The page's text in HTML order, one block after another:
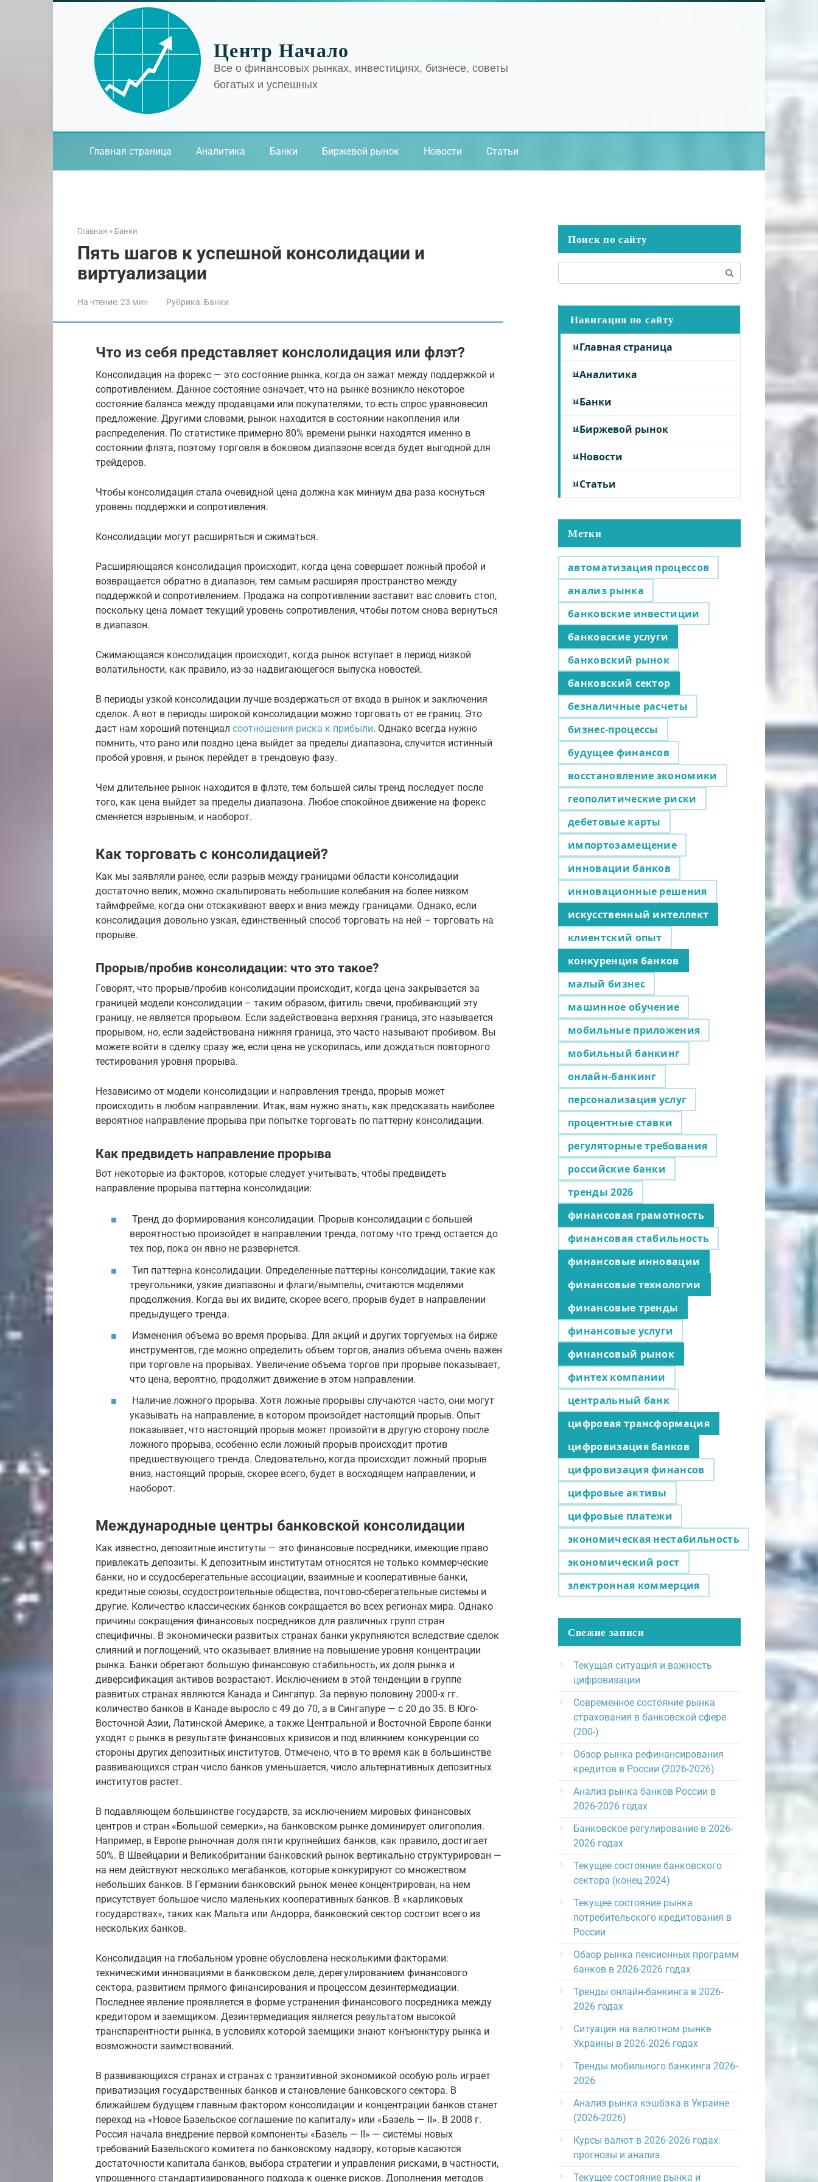
Центр Начало
Все о финансовых рынках, инвестициях, бизнесе, советы
богатых и успешных
Главная страница Аналитика Банки Биржевой рынок Новости Статьи
Главная » Банки
Пять шагов к успешной консолидации и
виртуализации
На чтение:23 мин Рубрика: Банки
Что из себя представляет конслолидация или флэт?
Консолидация на форекс — это состояние рынка, когда он зажат между поддержкой и
сопротивлением. Данное состояние означает, что на рынке возникло некоторое
состояние баланса между продавцами или покупателями, то есть спрос уравновесил
предложение. Другими словами, рынок находится в состоянии накопления или
распределения. По статистике примерно 80% времени рынки находятся именно в
состоянии флэта, поэтому торговля в боковом диапазоне всегда будет выгодной для
трейдеров.
Чтобы консолидация стала очевидной цена должна как миниум два раза коснуться
уровень поддержки и сопротивления.
Консолидации могут расширяться и сжиматься.
Расширяющаяся консолидация происходит, когда цена совершает ложный пробой и
возвращается обратно в диапазон, тем самым расширяя пространство между
поддержкой и сопротивлением. Продажа на сопротивлении заставит вас словить стоп,
поскольку цена ломает текущий уровень сопротивления, чтобы потом снова вернуться
в диапазон.
Сжимающаяся консолидация происходит, когда рынок вступает в период низкой
волатильности, как правило, из-за надвигающегося выпуска новостей.
В периоды узкой консолидации лучше воздержаться от входа в рынок и заключения
сделок. А вот в периоды широкой консолидации можно торговать от ее границ. Это
даст нам хороший потенциал соотношения риска к прибыли. Однако всегда нужно
помнить, что рано или поздно цена выйдет за пределы диапазона, случится истинный
пробой уровня, и рынок перейдет в трендовую фазу.
Чем длительнее рынок находится в флэте, тем большей силы тренд последует после
того, как цена выйдет за пределы диапазона. Любое спокойное движение на форекс
сменяется взрывным, и наоборот.
Как торговать с консолидацией?
Как мы заявляли ранее, если разрыв между границами области консолидации
достаточно велик, можно скальпировать небольшие колебания на более низком
таймфрейме, когда они отскакивают вверх и вниз между границами. Однако, если
консолидация довольно узкая, единственный способ торговать на ней – торговать на
прорыве.
Прорыв/пробив консолидации: что это такое?
Говорят, что прорыв/пробив консолидации происходит, когда цена закрывается за
границей модели консолидации – таким образом, фитиль свечи, пробивающий эту
границу, не является прорывом. Если задействована верхняя граница, это называется
прорывом, но, если задействована нижняя граница, это часто называют пробивом. Вы
можете войти в сделку сразу же, если цена не ускорилась, или дождаться повторного
тестирования уровня прорыва.
Независимо от модели консолидации и направления тренда, прорыв может
происходить в любом направлении. Итак, вам нужно знать, как предсказать наиболее
вероятное направление прорыва при попытке торговать по паттерну консолидации.
Как предвидеть направление прорыва
Вот некоторые из факторов, которые следует учитывать, чтобы предвидеть
направление прорыва паттерна консолидации:
Тренд до формирования консолидации. Прорыв консолидации с большей
вероятностью произойдет в направлении тренда, потому что тренд остается до
тех пор, пока он явно не развернется.
Тип паттерна консолидации. Определенные паттерны консолидации, такие как
треугольники, узкие диапазоны и флаги/вымпелы, считаются моделями
продолжения. Когда вы их видите, скорее всего, прорыв будет в направлении
предыдущего тренда.
Изменения объема во время прорыва. Для акций и других торгуемых на бирже
инструментов, где можно определить объем торгов, анализ объема очень важен
при торговле на прорывах. Увеличение объема торгов при прорыве показывает,
что цена, вероятно, продолжит движение в этом направлении.
Наличие ложного прорыва. Хотя ложные прорывы случаются часто, они могут
указывать на направление, в котором произойдет настоящий прорыв. Опыт
показывает, что настоящий прорыв может произойти в другую сторону после
ложного прорыва, особенно если ложный прорыв происходит против
предшествующего тренда. Следовательно, когда происходит ложный прорыв
вниз, настоящий прорыв, скорее всего, будет в восходящем направлении, и
наоборот.
Международные центры банковской консолидации
Как известно, депозитные институты — это финансовые посредники, имеющие право
привлекать депозиты. К депозитным институтам относятся не только коммерческие
банки, но и ссудосберегательные ассоциации, взаимные и кооперативные банки,
кредитные союзы, ссудостроительные общества, почтово-сберегательные системы и
другие. Количество классических банков сокращается во всех регионах мира. Однако
причины сокращения финансовых посредников для различных групп стран
специфичны. В экономически развитых странах банки укрупняются вследствие сделок
слияний и поглощений, что оказывает влияние на повышение уровня концентрации
рынка. Банки обретают большую финансовую стабильность, их доля рынка и
диверсификация активов возрастают. Исключением в этой тенденции в группе
развитых странах являются Канада и Сингапур. За первую половину 2000-х гг.
количество банков в Канаде выросло с 49 до 70, а в Сингапуре — с 20 до 35. В Юго-
Восточной Азии, Латинской Америке, а также Центральной и Восточной Европе банки
уходят с рынка в результате финансовых кризисов и под влиянием конкуренции со
стороны других депозитных институтов. Отмечено, что в то время как в большинстве
развивающихся стран число банков уменьшается, число альтернативных депозитных
институтов растет.
В подавляющем большинстве государств, за исключением мировых финансовых
центров и стран «Большой семерки», на банковском рынке доминирует олигополия.
Например, в Европе рыночная доля пяти крупнейших банков, как правило, достигает
50%. В Швейцарии и Великобритании банковский рынок вертикально структурирован —
на нем действуют несколько мегабанков, которые конкурируют со множеством
небольших банков. В Германии банковский рынок менее концентрирован, на нем
присутствует большое число маленьких кооперативных банков. В «карликовых
государствах», таких как Мальта или Андорра, банковский сектор состоит всего из
нескольких банков.
Консолидация на глобальном уровне обусловлена несколькими факторами:
техническими инновациями в банковском деле, дерегулированием финансового
сектора, развитием прямого финансирования и процессом дезинтермедиации.
Последнее явление проявляется в форме устранения финансового посредника между
кредитором и заемщиком. Дезинтермедиация является результатом высокой
транспарентности рынка, в условиях которой заемщики знают конъюнктуру рынка и
возможности заимствований.
В развивающихся странах и странах с транзитивной экономикой особую роль играет
приватизация государственных банков и становление банковского сектора. В
ближайшем будущем главным фактором консолидации и концентрации банков станет
переход на «Новое Базельское соглашение по капиталу» или «Базель — II». В 2008 г.
Россия начала внедрение первой компоненты «Базель — II» — системы новых
требований Базельского комитета по банковскому надзору, которые касаются
достаточности капитала банков, выбора стратегии и управления рисками, в частности,
упрощенного стандартизированного подхода к оценке рисков. Дополнения методов
Поиск по сайту
Навигация по сайту
Главная страница
Аналитика
Банки
Биржевой рынок
Новости
Статьи
Метки
автоматизация процессов
анализ рынка
банковские инвестиции
банковские услуги
банковский рынок
банковский сектор
безналичные расчеты
бизнес-процессы
будущее финансов
восстановление экономики
геополитические риски
дебетовые карты
импортозамещение
инновации банков
инновационные решения
искусственный интеллект
клиентский опыт
конкуренция банков
малый бизнес
машинное обучение
мобильные приложения
мобильный банкинг
онлайн-банкинг
персонализация услуг
процентные ставки
регуляторные требования
российские банки
тренды 2026
финансовая грамотность
финансовая стабильность
финансовые инновации
финансовые технологии
финансовые тренды
финансовые услуги
финансовый рынок
финтех компании
центральный банк
цифровая трансформация
цифровизация банков
цифровизация финансов
цифровые активы
цифровые платежи
экономическая нестабильность
экономический рост
электронная коммерция
Свежие записи
Текущая ситуация и важность
цифровизации
Современное состояние рынка
страхования в банковской сфере
(200-)
Обзор рынка рефинансирования
кредитов в России (2026-2026)
Анализ рынка банков России в
2026-2026 годах
Банковское регулирование в 2026-
2026 годах
Текущее состояние банковского
сектора (конец 2024)
Текущее состояние рынка
потребительского кредитования в
России
Обзор рынка пенсионных программ
банков в 2026-2026 годах
Тренды онлайн-банкинга в 2026-
2026 годах
Ситуация на валютном рынке
Украины в 2026-2026 годах
Тренды мобильного банкинга 2026-
2026
Анализ рынка кэшбэка в Украине
(2026-2026)
Курсы валют в 2026-2026 годах:
прогнозы и анализ
Текущее состояние рынка и